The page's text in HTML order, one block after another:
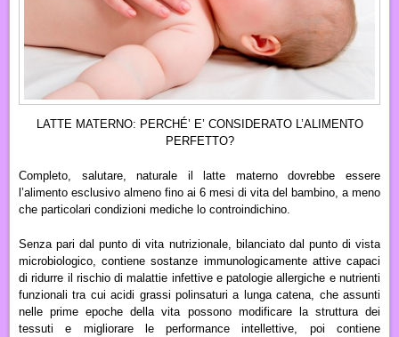
LATTE MATERNO: PERCHÉ’ E’ CONSIDERATO L’ALIMENTO
PERFETTO?
Completo, salutare, naturale il latte materno dovrebbe essere
l’alimento esclusivo almeno fino ai 6 mesi di vita del bambino, a meno
che particolari condizioni mediche lo controindichino.
Senza pari dal punto di vita nutrizionale, bilanciato dal punto di vista
microbiologico, contiene sostanze immunologicamente attive capaci
di ridurre il rischio di malattie infettive e patologie allergiche e nutrienti
funzionali tra cui acidi grassi polinsaturi a lunga catena, che assunti
nelle prime epoche della vita possono modificare la struttura dei
tessuti e migliorare le performance intellettive, poi contiene